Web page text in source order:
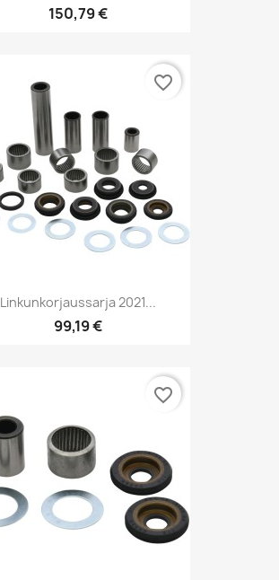
150,79 €
Linkunkorjaussarja 2021...
99,19 €
favorite_border
favorite_border